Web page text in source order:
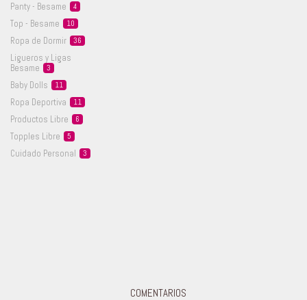
Panty - Besame 4
Top - Besame 10
Ropa de Dormir 36
Ligueros y Ligas
Besame
3
Baby Dolls 11
Ropa Deportiva 11
Productos Libre 6
Topples Libre 5
Cuidado Personal 3
COMENTARIOS